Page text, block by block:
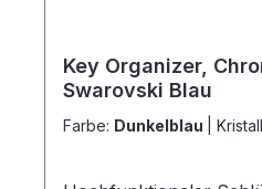
Key Organizer,
Swarovski Blau
Farbe: Dunkelblau